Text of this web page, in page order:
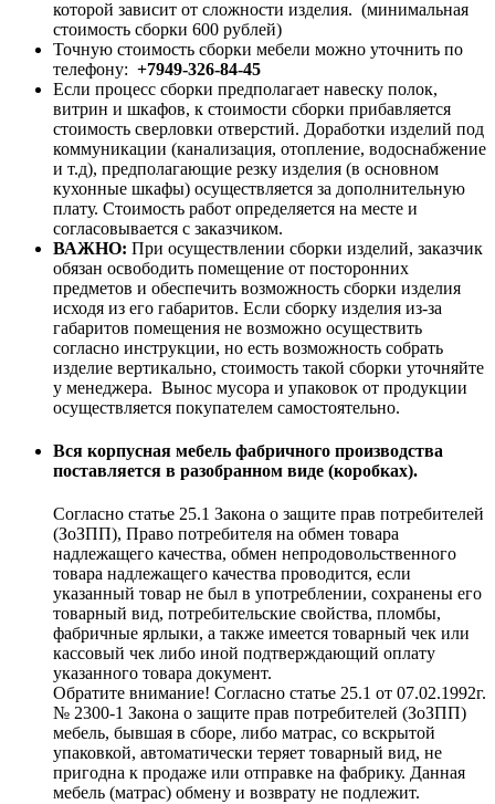
которой зависит от сложности изделия. (минимальная
стоимость сборки 600 рублей)
Точную стоимость сборки мебели можно уточнить по
телефону: +7949-326-84-45
Если процесс сборки предполагает навеску полок,
витрин и шкафов, к стоимости сборки прибавляется
стоимость сверловки отверстий. Доработки изделий под
коммуникации (канализация, отопление, водоснабжение
и т.д), предполагающие резку изделия (в основном
кухонные шкафы) осуществляется за дополнительную
плату. Стоимость работ определяется на месте и
согласовывается с заказчиком.
ВАЖНО: При осуществлении сборки изделий, заказчик
обязан освободить помещение от посторонних
предметов и обеспечить возможность сборки изделия
исходя из его габаритов. Если сборку изделия из-за
габаритов помещения не возможно осуществить
согласно инструкции, но есть возможность собрать
изделие вертикально, стоимость такой сборки уточняйте
у менеджера. Вынос мусора и упаковок от продукции
осуществляется покупателем самостоятельно.
Вся корпусная мебель фабричного производства
поставляется в разобранном виде (коробках).
Согласно статье 25.1 Закона о защите прав потребителей
(ЗоЗПП), Право потребителя на обмен товара
надлежащего качества, обмен непродовольственного
товара надлежащего качества проводится, если
указанный товар не был в употреблении, сохранены его
товарный вид, потребительские свойства, пломбы,
фабричные ярлыки, а также имеется товарный чек или
кассовый чек либо иной подтверждающий оплату
указанного товара документ.
Обратите внимание! Согласно статье 25.1 от 07.02.1992г.
№ 2300-1 Закона о защите прав потребителей (ЗоЗПП)
мебель, бывшая в сборе, либо матрас, со вскрытой
упаковкой, автоматически теряет товарный вид, не
пригодна к продаже или отправке на фабрику. Данная
мебель (матрас) обмену и возврату не подлежит.